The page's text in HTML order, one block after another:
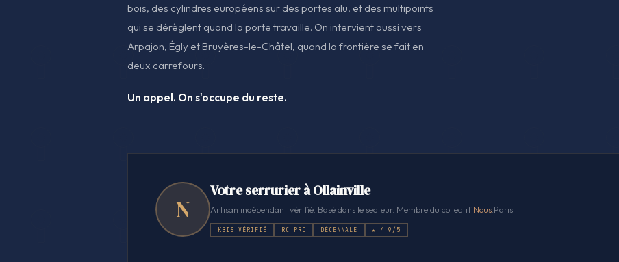
bois, des cylindres européens sur des portes alu, et des multipoints
qui se dérèglent quand la porte travaille. On intervient aussi vers
Arpajon, Égly et Bruyères-le-Châtel, quand la frontière se fait en
deux carrefours.
Un appel. On s'occupe du reste.
N
Votre serrurier à Ollainville
Artisan indépendant vérifié. Basé dans le secteur. Membre du collectifNous .Paris.
KBIS VÉRIFIÉ RC PRO DÉCENNALE ★ 4.9/5